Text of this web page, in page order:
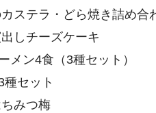
ステラ・どら焼き詰め合
しチーズケーキ
メン4食（3種セット）
種セット
みつ梅